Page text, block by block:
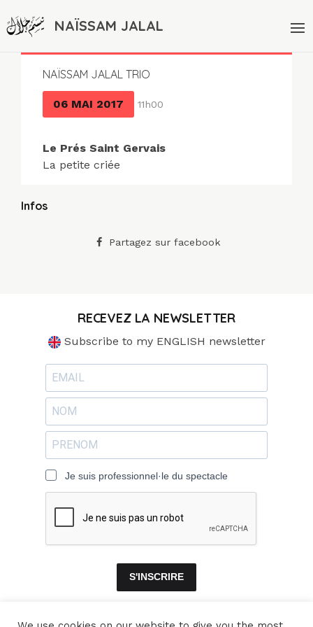
NAÏSSAM JALAL
NAÏSSAM JALAL TRIO
06 MAI 2017 11h00
Le Prés Saint Gervais
La petite criée
Infos
Partagez sur facebook
RECEVEZ LA NEWSLETTER
Subscribe to my ENGLISH newsletter
Je suis professionnel·le du spectacle
S'INSCRIRE